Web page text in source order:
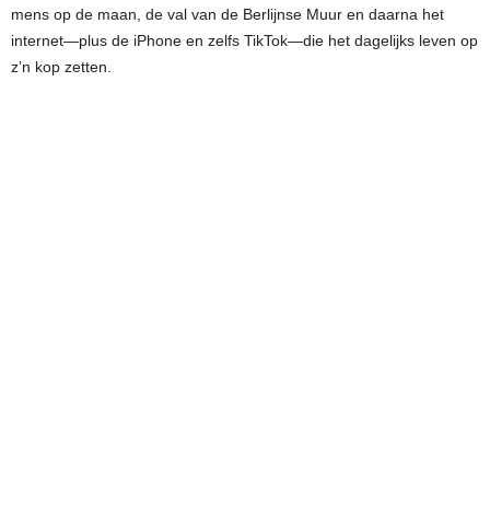
mens op de maan, de val van de Berlijnse Muur en daarna het
internet—plus de iPhone en zelfs TikTok—die het dagelijks leven op
z’n kop zetten.